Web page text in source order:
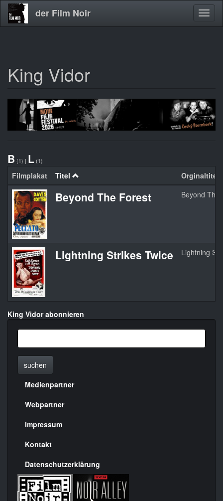
Direkt
zum
der Film Noir
King Vidor
B (1) | L (1)
Filmplakat Titel Orginaltitel
Beyond The Forest Beyond The
Lightning Strikes Twice Lightning
King Vidor abonnieren
suchen
Menülinks
rechte
Seite
Medienpartner
Webpartner
Impressum
Kontakt
Datenschutzerklärung